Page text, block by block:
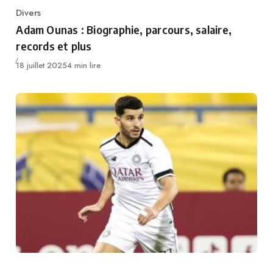
Category
Divers
Adam Ounas : Biographie, parcours, salaire,
records et plus
Publié
18 juillet 20254 min lire